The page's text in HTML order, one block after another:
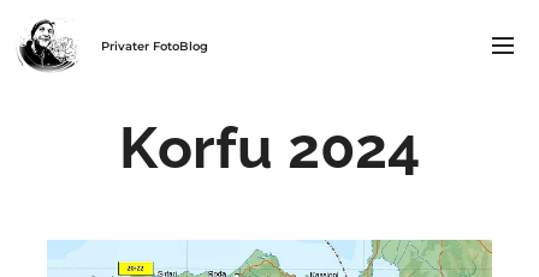
Privater FotoBlog
Korfu 2024